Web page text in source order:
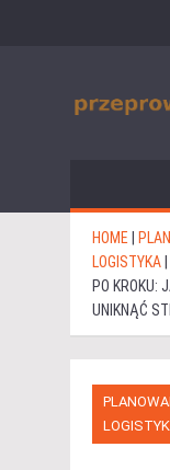
HOME
LOGISTYKA
PO KROKU:
UNIKNĄĆ